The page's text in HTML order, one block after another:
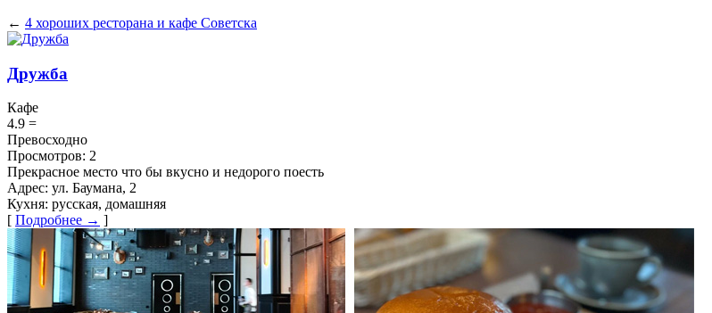
← 4 хороших ресторана и кафе Советска
Дружба
Кафе
4.9 =
Превосходно
Просмотров: 2
Прекрасное место что бы вкусно и недорого поесть
Адрес: ул. Баумана, 2
Кухня: русская, домашняя
[ Подробнее → ]